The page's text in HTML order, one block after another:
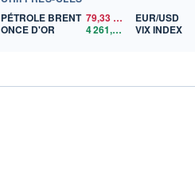
PÉTROLE BRENT 79,33
ONCE D'OR
4 261,91 $US
EUR/USD
VIX INDEX